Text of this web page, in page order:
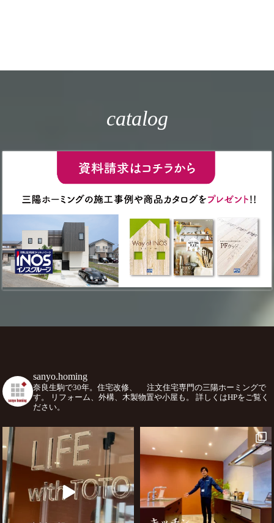
catalog
sanyo.homing
奈良生駒で30年。住宅改修、
注文住宅専門の三陽ホーミングで
す。
リフォーム、外構、木製物置や小屋も。
詳しくはHPをご覧く
ださい。